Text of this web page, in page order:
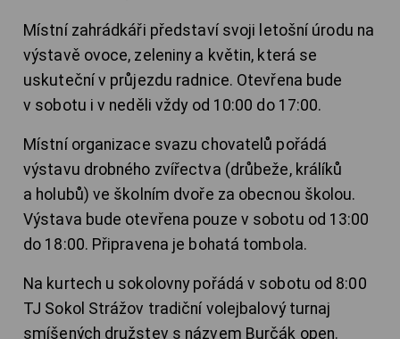
Místní zahrádkáři představí svoji letošní úrodu na
výstavě ovoce, zeleniny a květin, která se
uskuteční v průjezdu radnice. Otevřena bude
v sobotu i v neděli vždy od 10:00 do 17:00.
Místní organizace svazu chovatelů pořádá
výstavu drobného zvířectva (drůbeže, králíků
a holubů) ve školním dvoře za obecnou školou.
Výstava bude otevřena pouze v sobotu od 13:00
do 18:00. Připravena je bohatá tombola.
Na kurtech u sokolovny pořádá v sobotu od 8:00
TJ Sokol Strážov tradiční volejbalový turnaj
smíšených družstev s názvem Burčák open.